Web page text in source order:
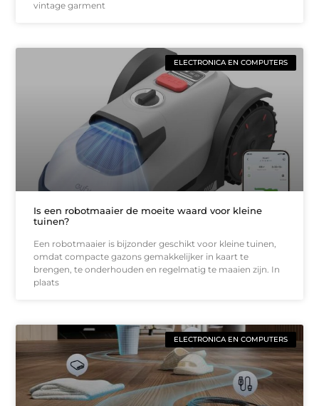
vintage garment
ELECTRONICA EN COMPUTERS
Is een robotmaaier de moeite waard voor kleine
tuinen?
Een robotmaaier is bijzonder geschikt voor kleine tuinen,
omdat compacte gazons gemakkelijker in kaart te
brengen, te onderhouden en regelmatig te maaien zijn. In
plaats
ELECTRONICA EN COMPUTERS